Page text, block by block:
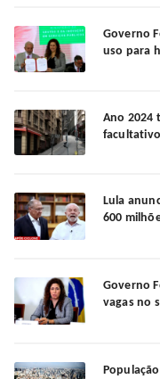
Governo
uso para
Ano 2024
Lula
600
Governo
vagas no